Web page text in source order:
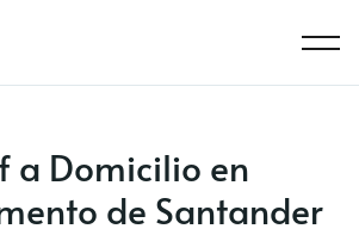
a Domicilio en
de Santander